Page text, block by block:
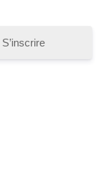
S’inscrire